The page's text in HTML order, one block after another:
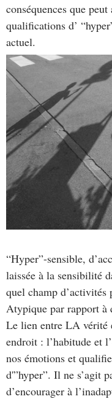
conséquences que
qualifications d’
actuel.
“Hyper”-sensible,
laissée à la sensibilité
quel champ d’activités
Atypique par rapport
Le lien entre LA vérité
endroit : l’habitude et
nos émotions et
d'”hyper”. Il ne s’agit
d’encourager à